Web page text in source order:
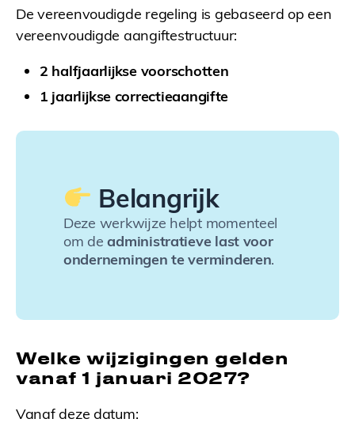
De vereenvoudigde regeling is gebaseerd op een
vereenvoudigde aangiftestructuur:
2 halfjaarlijkse voorschotten
1 jaarlijkse correctieaangifte
Belangrijk
Deze werkwijze helpt momenteel
om deadministratieve last voor
ondernemingen te verminderen.
Welke wijzigingen gelden
vanaf 1 januari 2027?
Vanaf deze datum: